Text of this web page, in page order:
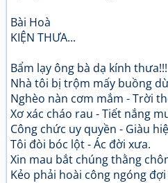
Bài Hoà
KIỆN THƯA...
Bẩm lạy ông bà dạ kính thưa!!!
Nhà tôi bị trộm mấy buồng
Nghèo nàn cơm mắm - Trời
Xơ xác cháo rau - Tiết nắng
Công chức uy quyền - Giàu
Tôi đòi bóc lột - Ác đời xưa.
Xin mau bắt chúng thằng
Kẻo phải hoài công ngóng đợi